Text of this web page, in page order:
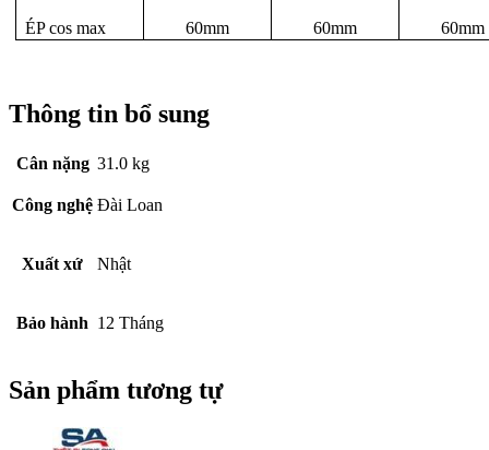
ÉP cos max 60mm 60mm 60mm
Thông tin bổ sung
Cân nặng 31.0 kg
Công nghệ Đài Loan
Xuất xứ Nhật
Bảo hành 12 Tháng
Sản phẩm tương tự